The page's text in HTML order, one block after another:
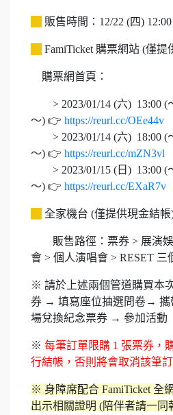
販售時間：12/22 (四)
FamiTicket 購票網站 (僅提
購票網首頁：
> 2023/01/14 (六) 13:00 (
～) 👉 https://reurl.cc/OEe44v
> 2023/01/14 (六) 18:00 (
～) 👉 https://reurl.cc/mZN3vl
> 2023/01/15 (日) 13:00 (
～) 👉 https://reurl.cc/EXaR7v
全家機台 (僅提供現金結帳)
販售路徑：票券 > 展演娛
會 > 個人演唱會 > RESET 三
※ 請於上述兩個管道購買本
券 → 填寫座位抽選問卷→ 攜
場兌換紀念票券 → 參加活動
※ 每筆訂單限購 1 張票券，
行結帳，否則將會取消該筆訂
※ 身障席配合 FamiTicket 全
出示相關證明 (陪伴者請一同